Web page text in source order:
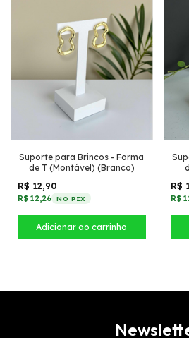
Suporte para Brincos - Forma
de T (Montável) (Branco)
R$ 12,90
R$ 12,26 NO PIX
R$
R$